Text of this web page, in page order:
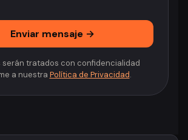
Enviar mensaje →
serán tratados con confidencialidad
a nuestra Política de Privacidad.